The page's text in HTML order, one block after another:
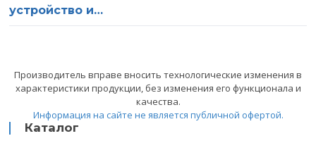
Сервис
Вакансии
Ваше имя
это поле пустым.
Нажимая на кнопку «Отправить», вы соглашаетесь на
обработку персональных данных, а также с политикой
Каталог
устройство и…
Производитель вправе вносить технологические изменения в
характеристики продукции, без изменения его функционала и
качества.
Информация на сайте не является публичной офертой.